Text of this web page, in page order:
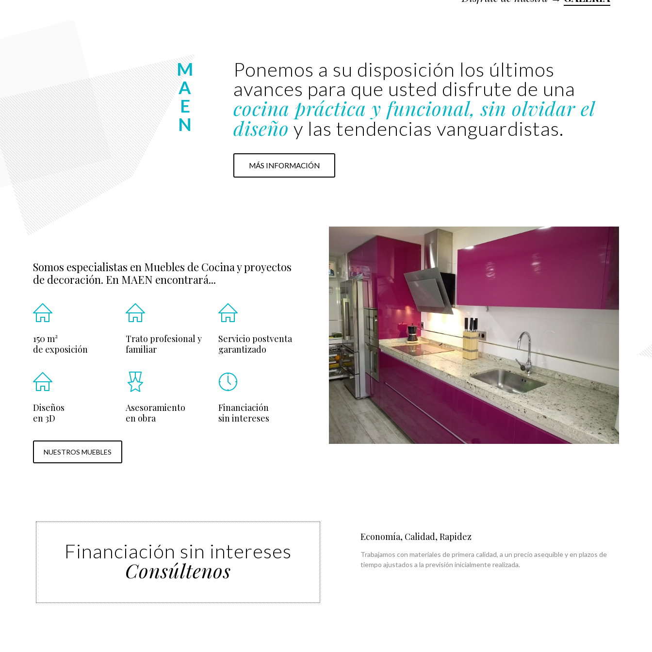
M
A
E
N
Ponemos a su disposición los últimos
avances para que usted disfrute de una
cocina práctica y funcional, sin olvidar el
diseño y las tendencias vanguardistas.
MÁS INFORMACIÓN
Somos especialistas en Muebles de Cocina y proyectos
de decoración. En MAEN encontrará...
150 m²
de exposición
Trato profesional y
familiar
Servicio postventa
garantizado
Diseños
en 3D
Asesoramiento
en obra
Financiación
sin intereses
NUESTROS MUEBLES
Financiación sin intereses
Consúltenos
Economía, Calidad, Rapidez
Trabajamos con materiales de primera calidad, a un precio asequible y en plazos de
tiempo ajustados a la previsión inicialmente realizada.